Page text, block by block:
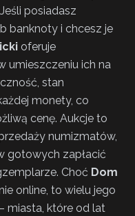
posiadasz
banknoty i chcesz je
oferuje
umieszczeniu ich na
stan
monety, co
cenę. Aukcje to
numizmatów,
gotowych zapłacić
Choć Dom
online, to wielu jego
miasta, które od lat